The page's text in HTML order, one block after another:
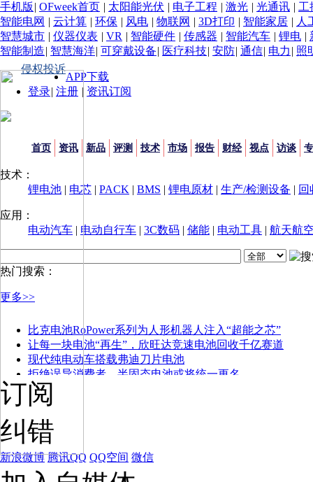
手机版 | OFweek首页 | 太阳能光伏 | 电子工程 | 激光 | 光通讯 | 工
智能电网 | 云计算 | 环保 | 风电 | 物联网 | 3D打印 | 智能家居 | 人
智慧城市 | 仪器仪表 | VR | 智能硬件 | 传感器 | 智能汽车 | 锂电 |
智能制造| 智慧海洋| 可穿戴设备| 医疗科技| 安防| 通信| 电力 | 照
侵权投诉
APP下载
登录| 注册 | 资讯订阅
首页 资讯 新品 评测 技术 市场 报告 财经 视点 访谈
技术：
锂电池 | 电芯 | PACK | BMS | 锂电原材 | 生产/检测设备 | 回
应用：
电动汽车 | 电动自行车 | 3C数码 | 储能 | 电动工具 | 航天航
热门搜索：
更多>>
比克电池RoPower系列为人形机器人注入“超能之芯”
让每一块电池“再生”，欣旺达竞速电池回收千亿赛道
现代纯电动车搭载弗迪刀片电池
拒绝误导消费者，半固态电池或将统一更名
订阅
纠错
新浪微博 腾讯QQ QQ空间 微信